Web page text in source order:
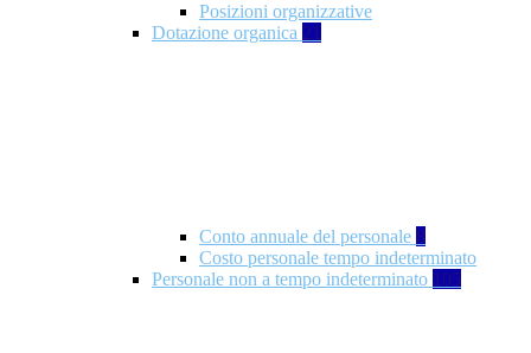
Posizioni organizzative
Dotazione organica 21
Conto annuale del personale 8
Costo personale tempo indeterminato
Personale non a tempo indeterminato 105